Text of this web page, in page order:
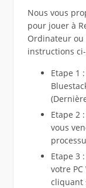
Nous vous
pour jouer à
Ordinateur ou
instructions
Etape 1
Etape 2
vous
Etape 3
votre
cliquant